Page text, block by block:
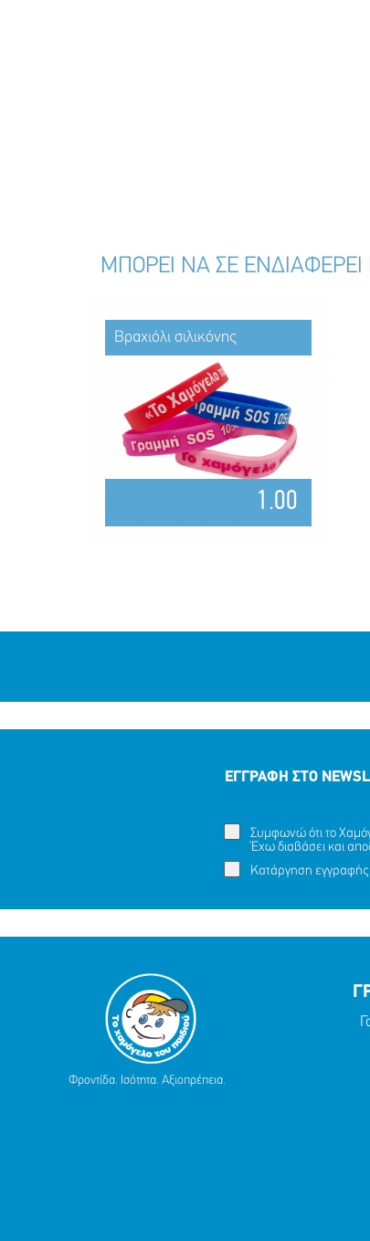
ΜΠΟΡΕΙ ΝΑ ΣΕ ΕΝΔΙΑΦΕΡΕΙ
Βραχιόλι σιλικόνης
1.00
ΕΓΓΡΑΦΗ ΣΤΟ
Συμφωνώ ότι το
Έχω διαβάσει και
Κατάργηση
Φροντίδα. Ισότητα. Αξιοπρέπεια.